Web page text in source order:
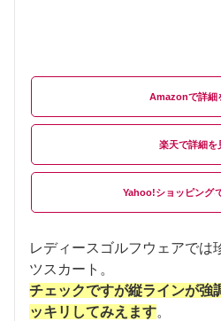
Amazon
楽天
Yahoo!ショッピング
レディースゴルフウェアでは
ツスカート。
チェックですが縦ラインが強
ッキリしてみえます。